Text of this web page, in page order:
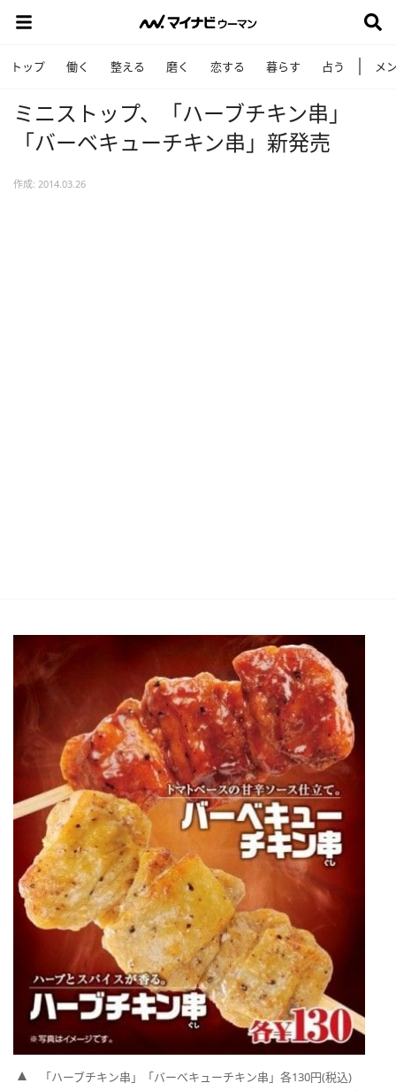
トップ 働く 整える 磨く 恋する 暮らす 占う メ
ミニストップ、「ハーブチキン串」
「バーベキューチキン串」新発売
作成: 2014.03.26
「ハーブチキン串」「バーべキューチキン串」各130円(税込)